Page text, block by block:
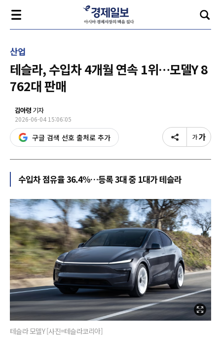
산업
테슬라, 수입차 4개월 연속 1위…모델Y 8
762대 판매
김아령 기자
2026-06-04 15:06:05
구글 검색 선호 출처로 추가
수입차 점유율 36.4%…등록 3대 중 1대가 테슬라
테슬라 모델Y [사진=테슬라코리아]